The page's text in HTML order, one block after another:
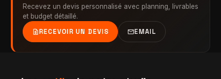
Recevez un devis personnalisé avec planning, livrables
et budget détaillé.
request_quoteRECEVOIR UN DEVIS mailEMAIL